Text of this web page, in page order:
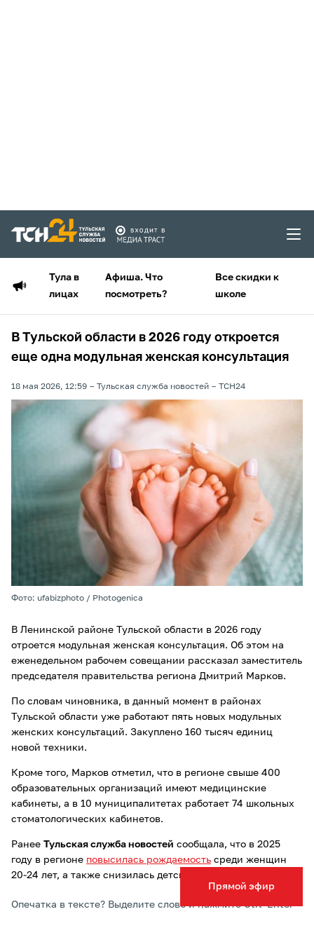
Тула в
лицах
Афиша. Что
посмотреть?
Все скидки к
школе
Прямой эфир
В Тульской области в 2026 году откроется
еще одна модульная женская консультация
18 мая 2026, 12:59 Тульская служба новостей ТСН24
Фото: ufabizphoto / Photogenica
В Ленинской районе Тульской области в 2026 году
отроется модульная женская консультация. Об этом на
еженедельном рабочем совещании рассказал заместитель
председателя правительства региона Дмитрий Марков.
По словам чиновника, в данный момент в районах
Тульской области уже работают пять новых модульных
женских консультаций. Закуплено 160 тысяч единиц
новой техники.
Кроме того, Марков отметил, что в регионе свыше 400
образовательных организаций имеют медицинские
кабинеты, а в 10 муниципалитетах работает 74 школьных
стоматологических кабинетов.
Ранее Тульская служба новостей сообщала, что в 2025
году в регионе повысилась рождаемость среди женщин
20-24 лет, а также снизилась детская смертность.
Опечатка в тексте? Выделите слово и нажмите Ctrl+Enter